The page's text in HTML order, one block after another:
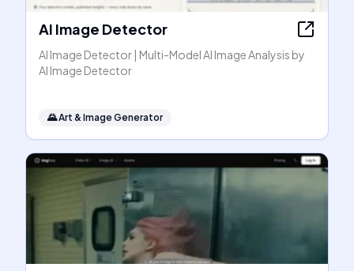
AI Image Detector
AI Image Detector | Multi-Model AI Image Analysis by
AI Image Detector
🌄Art & Image Generator